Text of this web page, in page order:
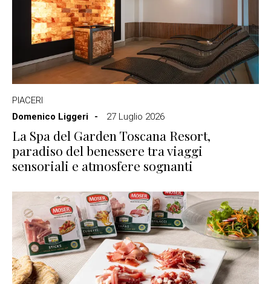
PIACERI
Domenico Liggeri
27 Luglio 2026
La Spa del Garden Toscana Resort,
paradiso del benessere tra viaggi
sensoriali e atmosfere sognanti